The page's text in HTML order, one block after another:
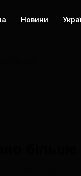
Новини
людей